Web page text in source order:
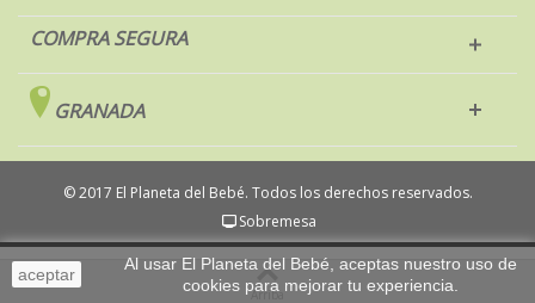
COMPRA SEGURA
GRANADA
aceptar
Al usar El Planeta del Bebé, aceptas nuestro uso de
cookies para mejorar tu experiencia.
© 2017 El Planeta del Bebé. Todos los derechos reservados.
Sobremesa
Arriba